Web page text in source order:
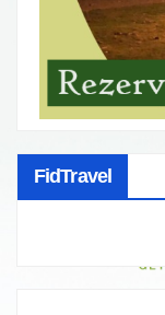
FidTravel